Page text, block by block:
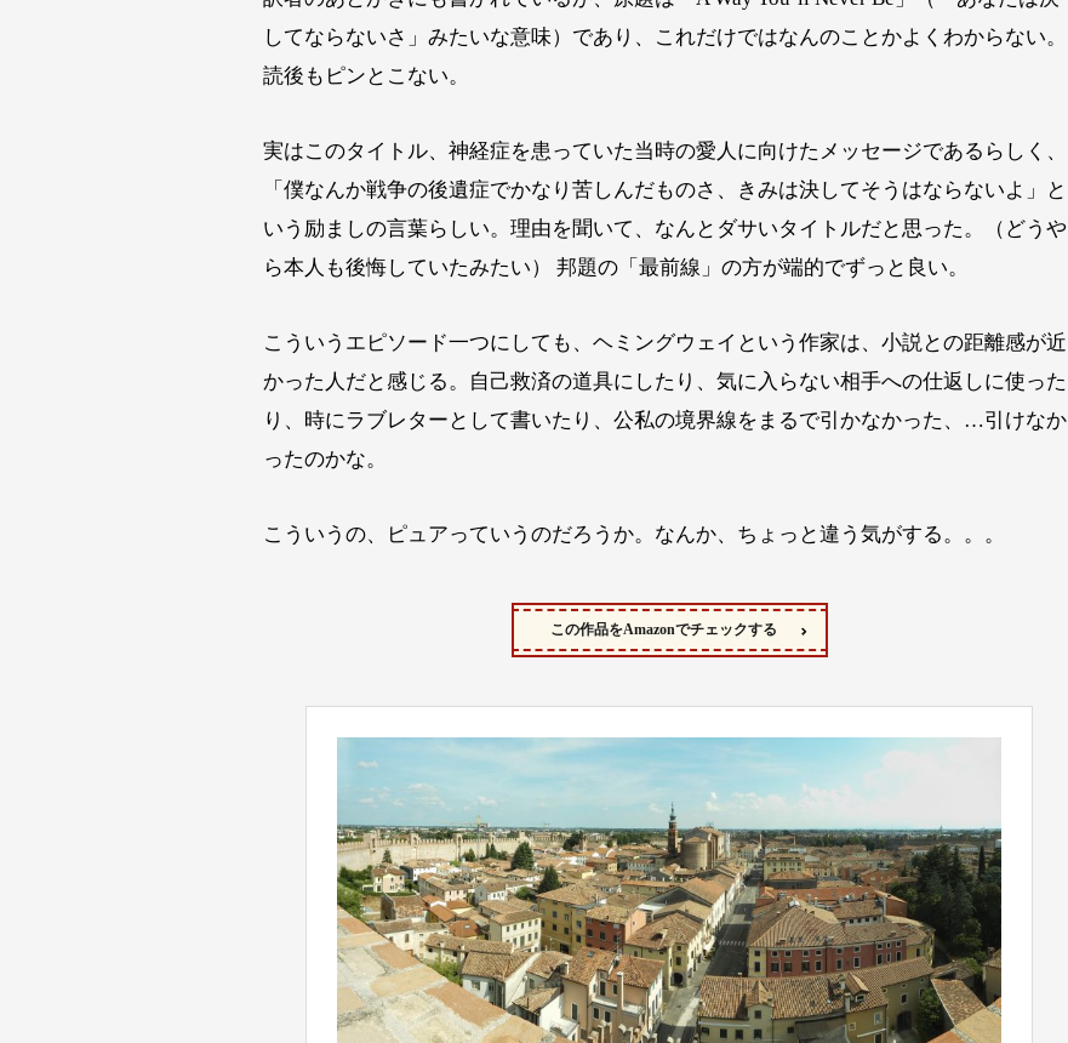
してならないさ」みたいな意味）であり、これだけではなんのことかよくわからない。
読後もピンとこない。
実はこのタイトル、神経症を患っていた当時の愛人に向けたメッセージであるらしく、
「僕なんか戦争の後遺症でかなり苦しんだものさ、きみは決してそうはならないよ」と
いう励ましの言葉らしい。理由を聞いて、なんとダサいタイトルだと思った。（どうや
ら本人も後悔していたみたい） 邦題の「最前線」の方が端的でずっと良い。
こういうエピソード一つにしても、ヘミングウェイという作家は、小説との距離感が近
かった人だと感じる。自己救済の道具にしたり、気に入らない相手への仕返しに使った
り、時にラブレターとして書いたり、公私の境界線をまるで引かなかった、…引けなか
ったのかな。
こういうの、ピュアっていうのだろうか。なんか、ちょっと違う気がする。。。
この作品をAmazonでチェックする